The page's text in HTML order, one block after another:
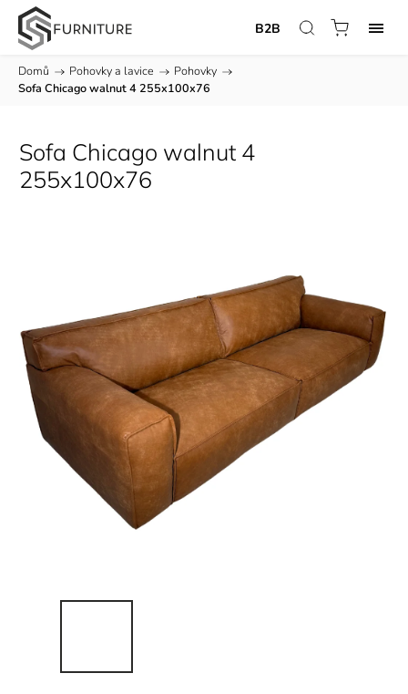
B2B
Domů / Pohovky a lavice / Pohovky /
Sofa Chicago walnut 4 255x100x76
Sofa Chicago walnut 4
255x100x76